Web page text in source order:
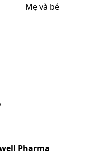
Mẹ và bé
Pharma